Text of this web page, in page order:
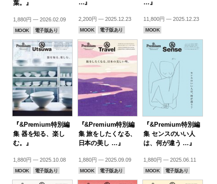
葉。』
1,880円 — 2026.02.09
MOOK 電子版あり
…』
2,200円 — 2025.12.23
MOOK 電子版あり
…』
11,800円 — 2025.12.23
MOOK
『&Premium特別編
集 器を知る、楽し
む。』
1,880円 — 2025.10.08
MOOK 電子版あり
『&Premium特別編
集 旅をしたくなる、
日本の美し …』
1,880円 — 2025.09.09
MOOK 電子版あり
『&Premium特別編
集 センスのいい人
は、何が違う …』
1,880円 — 2025.06.11
MOOK 電子版あり